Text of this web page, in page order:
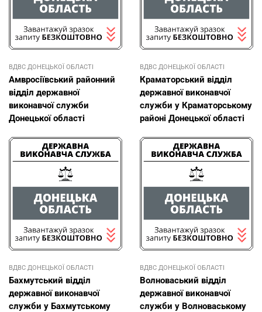
ВДВС ДОНЕЦЬКОЇ ОБЛАСТI
Амвросіївський районний
відділ державної
виконавчої служби
Донецької області
ВДВС ДОНЕЦЬКОЇ ОБЛАСТI
Краматорський відділ
державної виконавчої
служби у Краматорському
районі Донецької області
ВДВС ДОНЕЦЬКОЇ ОБЛАСТI
Бахмутський відділ
державної виконавчої
служби у Бахмутському
ВДВС ДОНЕЦЬКОЇ ОБЛАСТI
Волноваський відділ
державної виконавчої
служби у Волноваському